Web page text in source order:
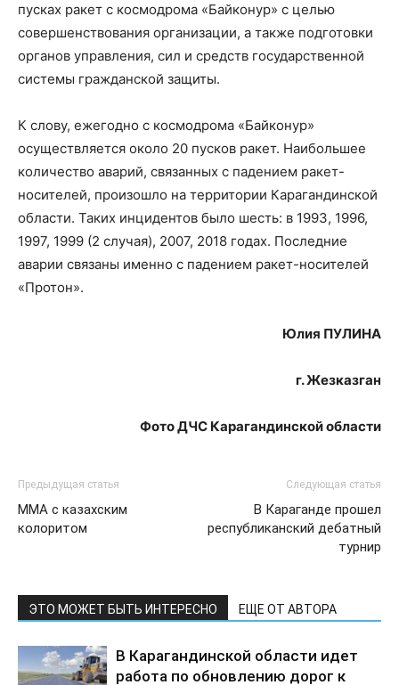
пусках ракет с космодрома «Байконур» с целью
совершенствования организации, а также подготовки
органов управления, сил и средств государственной
системы гражданской защиты.
К слову, ежегодно с космодрома «Байконур»
осуществляется около 20 пусков ракет. Наибольшее
количество аварий, связанных с падением ракет-
носителей, произошло на территории Карагандинской
области. Таких инцидентов было шесть: в 1993, 1996,
1997, 1999 (2 случая), 2007, 2018 годах. Последние
аварии связаны именно с падением ракет-носителей
«Протон».
Юлия ПУЛИНА
г. Жезказган
Фото ДЧС Карагандинской области
Предыдущая статья
ММА с казахским
колоритом
Следующая статья
В Караганде прошел
республиканский дебатный
турнир
ЭТО МОЖЕТ БЫТЬ ИНТЕРЕСНО ЕЩЕ ОТ АВТОРА
В Карагандинской области идет
работа по обновлению дорог к